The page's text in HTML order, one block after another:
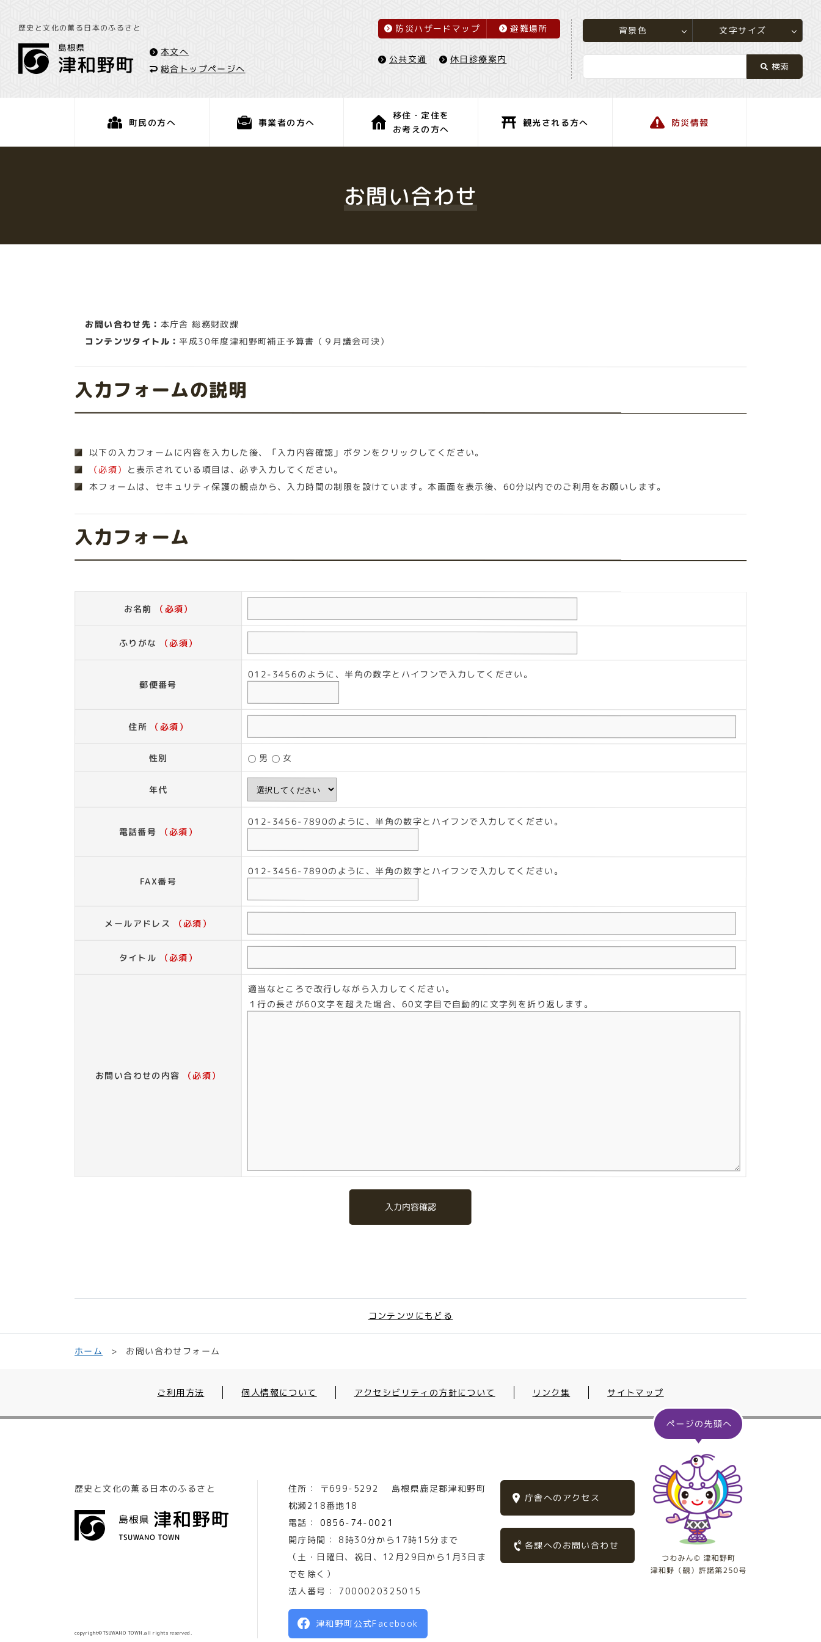
歴史と文化の薫る日本のふるさと
本文へ
総合トップページへ
防災ハザードマップ 避難場所
公共交通 休日診療案内
背景色 文字サイズ
町民の方へ 事業者の方へ
移住・定住を
お考えの方へ
観光される方へ 防災情報
お問い合わせ
お問い合わせ先： 本庁舎 総務財政課
コンテンツタイトル： 平成30年度津和野町補正予算書（９月議会可決）
入力フォームの説明
以下の入力フォームに内容を入力した後、「入力内容確認」ボタンをクリックしてください。
（必須） と表示されている項目は、必ず入力してください。
本フォームは、セキュリティ保護の観点から、入力時間の制限を設けています。本画面を表示後、60分以内でのご利用をお願いします。
入力フォーム
お名前 （必須）
ふりがな （必須）
郵便番号
012-3456のように、半角の数字とハイフンで入力してください。
住所 （必須）
性別 男 女
年代
電話番号 （必須）
012-3456-7890のように、半角の数字とハイフンで入力してください。
FAX番号
012-3456-7890のように、半角の数字とハイフンで入力してください。
メールアドレス （必須）
タイトル （必須）
お問い合わせの内容 （必須）
適当なところで改行しながら入力してください。
１行の長さが60文字を超えた場合、60文字目で自動的に文字列を折り返します。
入力内容確認
コンテンツにもどる
ホーム お問い合わせフォーム
ご利用方法 個人情報について アクセシビリティの方針について リンク集 サイトマップ
歴史と文化の薫る日本のふるさと
copyright©TSUWANO TOWN.all rights reserved.
住所： 〒699-5292 島根県鹿足郡津和野町
枕瀬218番地18
電話：
0856-74-0021
開庁時間：
8時30分から17時15分まで
（土・日曜日、祝日、12月29日から1月3日ま
でを除く）
法人番号：
7000020325015
津和野町公式Facebook
庁舎へのアクセス
各課へのお問い合わせ